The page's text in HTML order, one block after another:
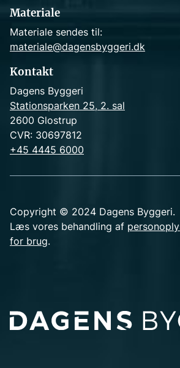
Materiale
Materiale sendes til:
materiale@dagensbyggeri.dk
Kontakt
Dagens Byggeri
Stationsparken 25, 2. sal
2600 Glostrup
CVR: 30697812
+45 4445 6000
Copyright © 2024 Dagens Byggeri.
Læs vores behandling af
for brug.